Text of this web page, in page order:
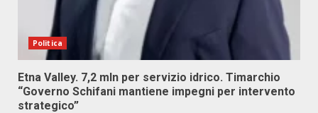
Politica
Etna Valley. 7,2 mln per servizio idrico. Timarchio
“Governo Schifani mantiene impegni per intervento
strategico”